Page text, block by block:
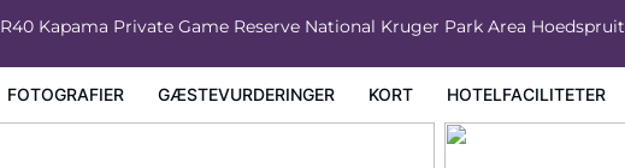
R40 Kapama Private Game Reserve National Kruger Park Area Hoedspruit
FOTOGRAFIER GÆSTEVURDERINGER KORT HOTELFACILITETER